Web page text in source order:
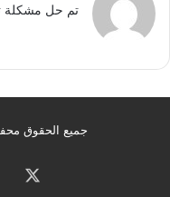
تم حل مشكلة
جميع الحقوق